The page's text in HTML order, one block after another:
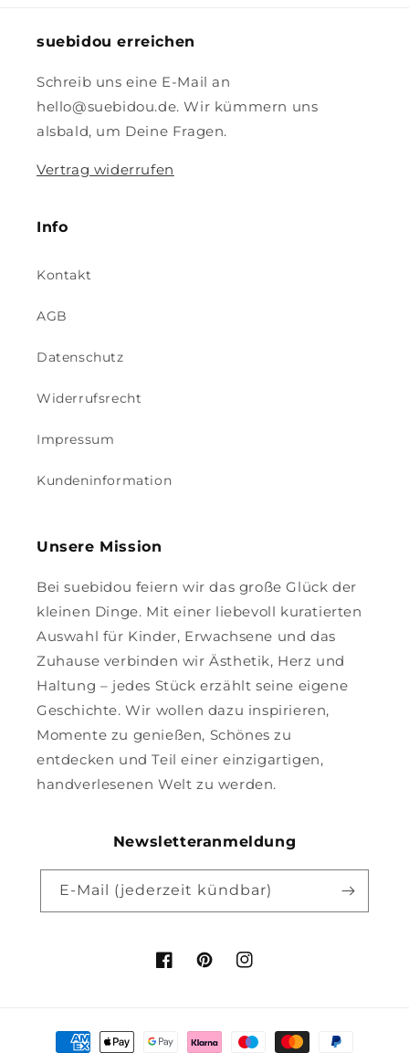
suebidou erreichen
Schreib uns eine E-Mail an
hello@suebidou.de. Wir kümmern uns
alsbald, um Deine Fragen.
Vertrag widerrufen
Info
Kontakt
AGB
Datenschutz
Widerrufsrecht
Impressum
Kundeninformation
Unsere Mission
Bei suebidou feiern wir das große Glück der
kleinen Dinge. Mit einer liebevoll kuratierten
Auswahl für Kinder, Erwachsene und das
Zuhause verbinden wir Ästhetik, Herz und
Haltung – jedes Stück erzählt seine eigene
Geschichte. Wir wollen dazu inspirieren,
Momente zu genießen, Schönes zu
entdecken und Teil einer einzigartigen,
handverlesenen Welt zu werden.
Newsletteranmeldung
E-Mail (jederzeit kündbar)
FacebookPinterestInstagram
Zahlungsmethoden